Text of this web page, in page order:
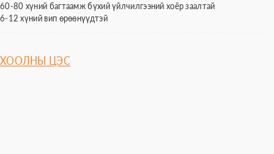
60-80 хүний багтаамж бүхий үйлчилгээний хоёр заалтай
6-12 хүний вип өрөөнүүдтэй
ХООЛНЫ ЦЭС